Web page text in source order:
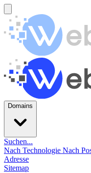
Domains
Suchen...
Nach Technologie Nach
Adresse
Sitemap